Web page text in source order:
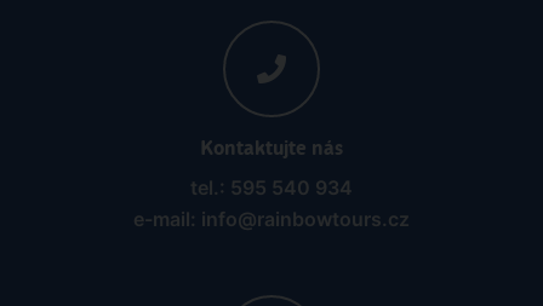
Kontaktujte nás
tel.: 595 540 934
e-mail: info@rainbowtours.cz